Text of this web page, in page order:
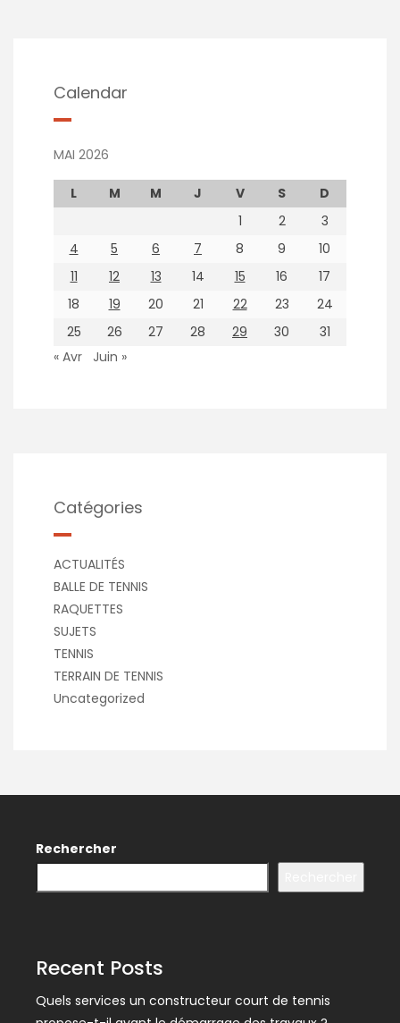
Calendar
MAI 2026
L M M J V S
D
1
2
3
4
5 6 7 8 9
10
11
12 13 14 15 16
17
18
19 20 21 22 23
24
25
26 27 28 29 30
31
« Avr
Juin »
Catégories
ACTUALITÉS
BALLE DE TENNIS
RAQUETTES
SUJETS
TENNIS
TERRAIN DE TENNIS
Uncategorized
Rechercher
Recent Posts
Quels services un constructeur court de tennis